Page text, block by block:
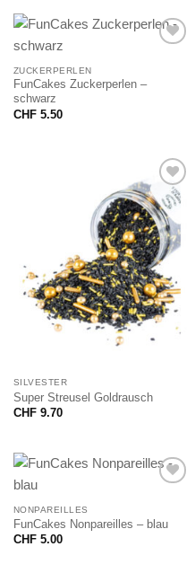
ZUCKERPERLEN
FunCakes Zuckerperlen –
schwarz
CHF5.50
SILVESTER
Super Streusel Goldrausch
CHF9.70
NONPAREILLES
FunCakes Nonpareilles – blau
CHF5.00